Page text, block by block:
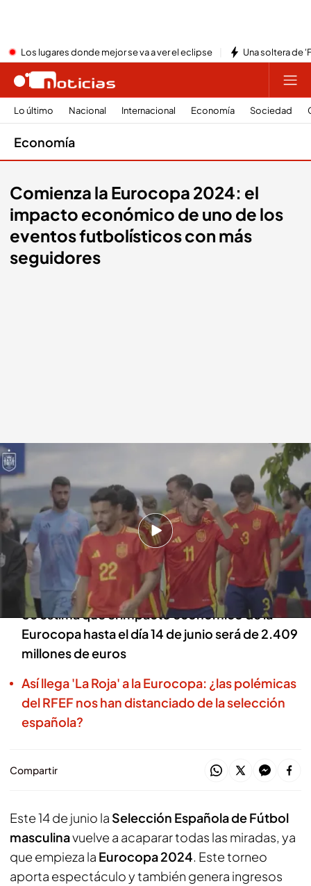
Los lugares donde mejor se va a ver el eclipse Una soltera de
Lo último Nacional Internacional Economía Sociedad
Economía
Comienza la Eurocopa 2024: el
impacto económico de uno de los
eventos futbolísticos con más
seguidores
La repercusión de la Eurocopa 2024
Redacción digital Noticias Cuatro
14 JUN 2024 - 16:43h.
La Eurocopa 2024 se celebra en Alemania y el
partido inaugural es entre Escocia y la
anfitriona
Se estima que el impacto económico de la
Eurocopa hasta el día 14 de junio será de 2.409
millones de euros
Así llega 'La Roja' a la Eurocopa: ¿las polémicas
del RFEF nos han distanciado de la selección
española?
Compartir
Este 14 de junio la Selección Española de Fútbol
masculinavuelve a acaparar todas las miradas, ya
que empieza la Eurocopa 2024. Este torneo
aporta espectáculo y también genera ingresos